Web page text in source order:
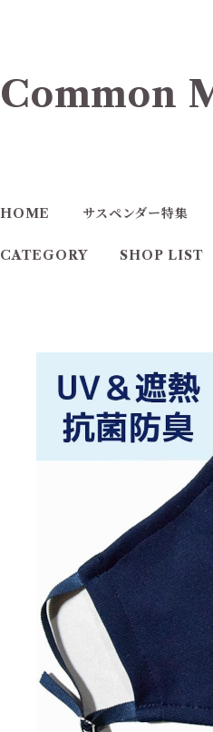
Common
HOME サスペンダー特集
CATEGORY SHOP LIST